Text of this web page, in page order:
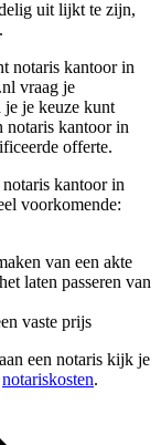
uit lijkt te zijn,
notaris kantoor in
vraag je
je je keuze kunt
notaris kantoor in
offerte.
kantoor in
voorkomende:
van een akte
laten passeren van
vaste prijs
een notaris kijk je
notariskosten.